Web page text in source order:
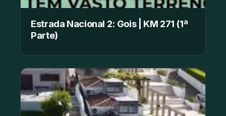
Estrada Nacional 2: Gois | KM 271 (1ª
Parte)